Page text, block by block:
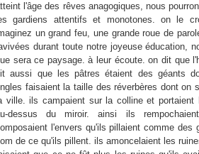
l'âge des rêves anagogiques, nous
gardiens attentifs et monotones. on le
un grand feu, une grande roue de
durant toute notre joyeuse éducation,
sera ce paysage. à leur écoute. on dit que
aussi que les pâtres étaient des géants
faisaient la taille des réverbères dont on
ville. ils campaient sur la colline et portaient
dessus du miroir. ainsi ils
l'envers qu'ils pillaient comme des
de ce qu'ils pillent. ils amoncelaient les